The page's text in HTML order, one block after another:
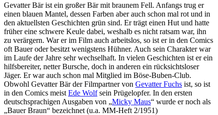
Gevatter Bär ist ein großer Bär mit braunem Fell. Anfangs trug er
einen blauen Mantel, dessen Farben aber auch schon mal rot und in
den aktuellsten Geschichten grün sind. Er trägt einen Hut und hatte
früher eine schwere Keule dabei, weshalb es nicht ratsam war, ihn
zu verärgern. War er im Film auch arbeitslos, so ist er in den Comics
oft Bauer oder besitzt wenigstens Hühner. Auch sein Charakter war
im Laufe der Jahre sehr wechselhaft. In vielen Geschichten ist er ein
hilfsbereiter, netter Bursche, doch in anderen ein rücksichtsloser
Jäger. Er war auch schon mal Mitglied im Böse-Buben-Club.
Obwohl Gevatter Bär der Filmpartner von Gevatter Fuchs ist, so ist
in den Comics meist Ede Wolfsein Prügelopfer. In den ersten
deutschsprachigen Ausgaben von „Micky Maus“ wurde er noch als
„Bauer Braun“ bezeichnet (u.a. MM-Heft 2/1951)